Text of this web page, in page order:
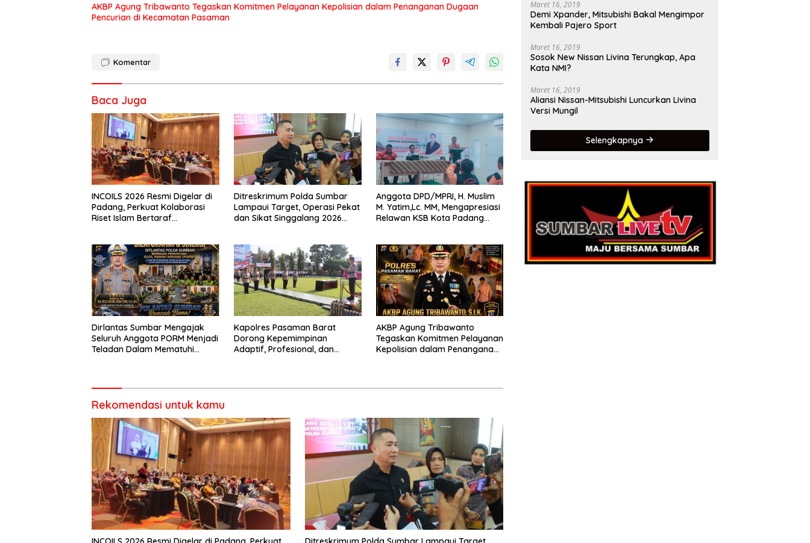
AKBP Agung Tribawanto Tegaskan Komitmen Pelayanan Kepolisian dalam Penanganan Dugaan
Pencurian di Kecamatan Pasaman
Komentar
Baca Juga
INCOILS 2026 Resmi Digelar di
Padang, Perkuat Kolaborasi
Riset Islam Bertaraf
Ditreskrimum Polda Sumbar
Lampaui Target, Operasi Pekat
dan Sikat Singgalang 2026
Anggota DPD/MPRI, H. Muslim
M. Yatim,Lc. MM, Mengapresiasi
Relawan KSB Kota Padang
Dirlantas Sumbar Mengajak
Seluruh Anggota PORM Menjadi
Teladan Dalam Mematuhi
Berkendara
Kapolres Pasaman Barat
Dorong Kepemimpinan
Adaptif, Profesional, dan
AKBP Agung Tribawanto
Tegaskan Komitmen Pelayanan
Kepolisian dalam Penanganan
Rekomendasi untuk kamu
Maret 16, 2019
Demi Xpander, Mitsubishi Bakal Mengimpor
Kembali Pajero Sport
Maret 16, 2019
Sosok New Nissan Livina Terungkap, Apa
Kata NMI?
Maret 16, 2019
Aliansi Nissan-Mitsubishi Luncurkan Livina
Versi Mungil
Selengkapnya